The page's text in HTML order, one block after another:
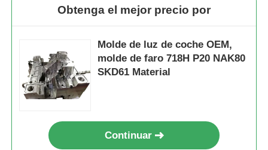
Obtenga el mejor precio por
Molde de luz de coche OEM,
molde de faro 718H P20 NAK80
SKD61 Material
Continuar